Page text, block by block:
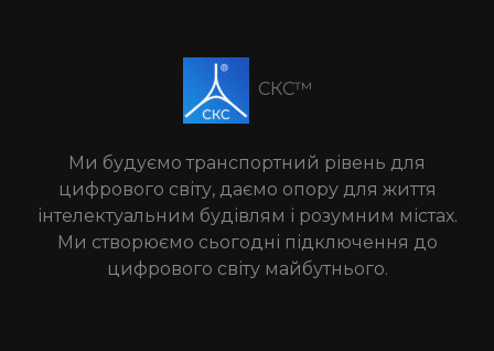
СКС™
Ми будуємо транспортний рівень для
цифрового світу, даємо опору для життя
інтелектуальним будівлям і розумним містах.
Ми створюємо сьогодні підключення до
цифрового світу майбутнього.